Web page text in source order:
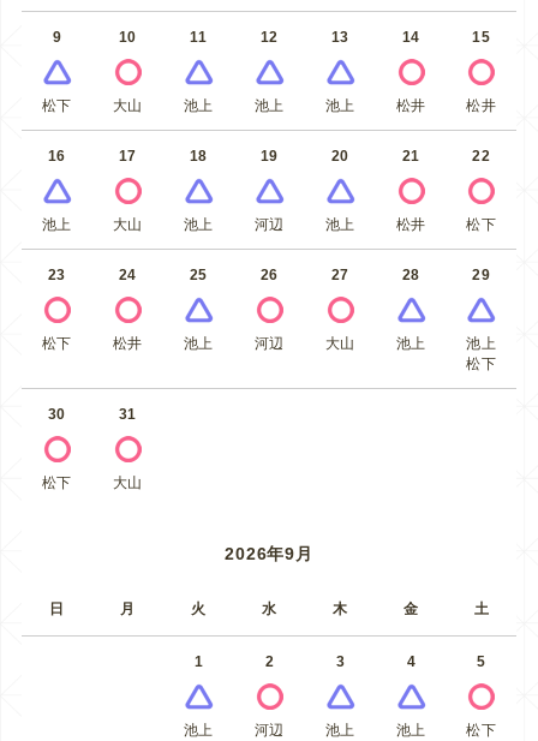
9
松下
10
大山
11
池上
12
池上
13
池上
14
松井
15
松井
16
池上
17
大山
18
池上
19
河辺
20
池上
21
松井
22
松下
23
松下
24
松井
25
池上
26
河辺
27
大山
28
池上
29
池上
松下
30
松下
31
大山
2026年9月
日 月 火 水 木 金 土
1
池上
2
河辺
3
池上
4
池上
5
松下